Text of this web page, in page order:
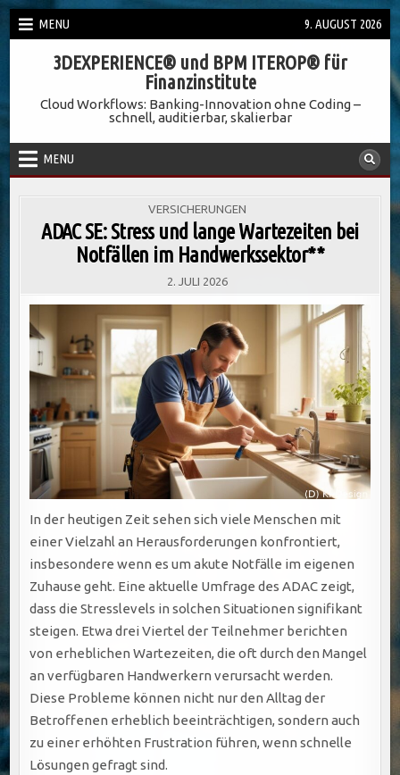
Skip
to
MENU 9. AUGUST 2026
3DEXPERIENCE® und BPM ITEROP® für
Finanzinstitute
Cloud Workflows: Banking-Innovation ohne Coding –
schnell, auditierbar, skalierbar
MENU
POSTED
VERSICHERUNGEN
ADAC SE: Stress und lange Wartezeiten bei
Notfällen im Handwerkssektor**
2. JULI 2026
In der heutigen Zeit sehen sich viele Menschen mit
einer Vielzahl an Herausforderungen konfrontiert,
insbesondere wenn es um akute Notfälle im eigenen
Zuhause geht. Eine aktuelle Umfrage des ADAC zeigt,
dass die Stresslevels in solchen Situationen signifikant
steigen. Etwa drei Viertel der Teilnehmer berichten
von erheblichen Wartezeiten, die oft durch den Mangel
an verfügbaren Handwerkern verursacht werden.
Diese Probleme können nicht nur den Alltag der
Betroffenen erheblich beeinträchtigen, sondern auch
zu einer erhöhten Frustration führen, wenn schnelle
Lösungen gefragt sind.